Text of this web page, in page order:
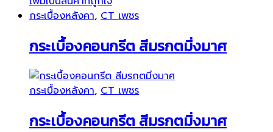
กระเบื้องหลังคา, CT เพชร
กระเบื้องคอนกรีต สีมรกตมิ่งมาศ
กระเบื้องหลังคา, CT เพชร
กระเบื้องคอนกรีต สีมรกตมิ่งมาศ